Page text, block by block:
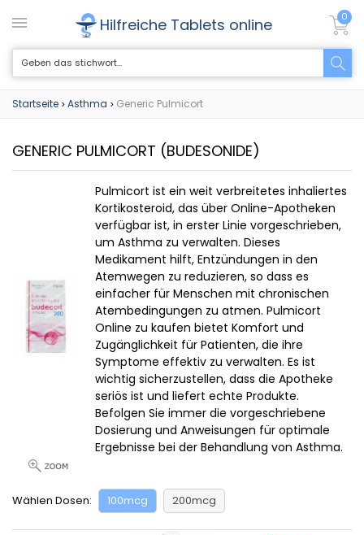
Hilfreiche Tablets online 0
Startseite > Asthma > Generic Pulmicort
GENERIC PULMICORT (BUDESONIDE)
Pulmicort ist ein weit verbreitetes inhaliertes
Kortikosteroid, das über Online-Apotheken
verfügbar ist, in erster Linie vorgeschrieben,
um Asthma zu verwalten. Dieses
Medikament hilft, Entzündungen in den
Atemwegen zu reduzieren, so dass es
einfacher für Menschen mit chronischen
Atembedingungen zu atmen. Pulmicort
Online zu kaufen bietet Komfort und
Zugänglichkeit für Patienten, die ihre
Symptome effektiv zu verwalten. Es ist
wichtig sicherzustellen, dass die Apotheke
seriös ist und liefert echte Produkte.
Befolgen Sie immer die vorgeschriebene
Dosierung und Anweisungen für optimale
Ergebnisse bei der Behandlung von Asthma.
Wählen Dosen: 100mcg 200mcg